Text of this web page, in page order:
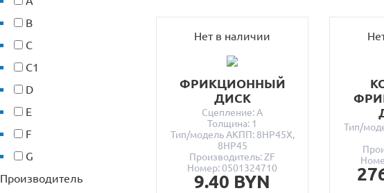
B
C
C1
D
E
F
G
Производитель
Нет в наличии
ФРИКЦИОННЫЙ
ДИСК
Сцепление: A
Толщина: 1
Тип/модель АКПП: 8HP45X,
8HP45
Производитель: ZF
Номер: 0501324710
9.40 BYN
Тип/